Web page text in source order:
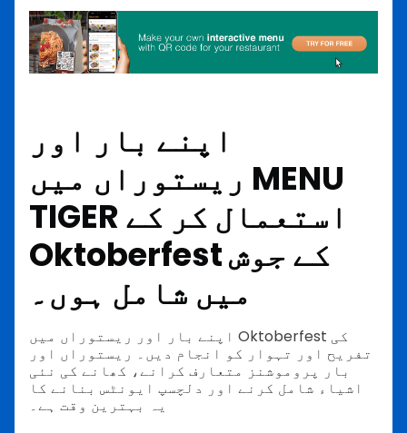
اپنے بار اور
ریستوراں میں MENU
TIGER استعمال کر کے
Oktoberfest کے جوش
میں شامل ہوں۔
اپنے بار اور ریستوراں میں Oktoberfest کی
تفریح اور تہوار کو انجام دیں۔ ریستوراں اور
بار پروموشنز متعارف کرانے، کھانے کی نئی
اشیاء شامل کرنے اور دلچسپ ایونٹس بنانے کا
یہ بہترین وقت ہے۔